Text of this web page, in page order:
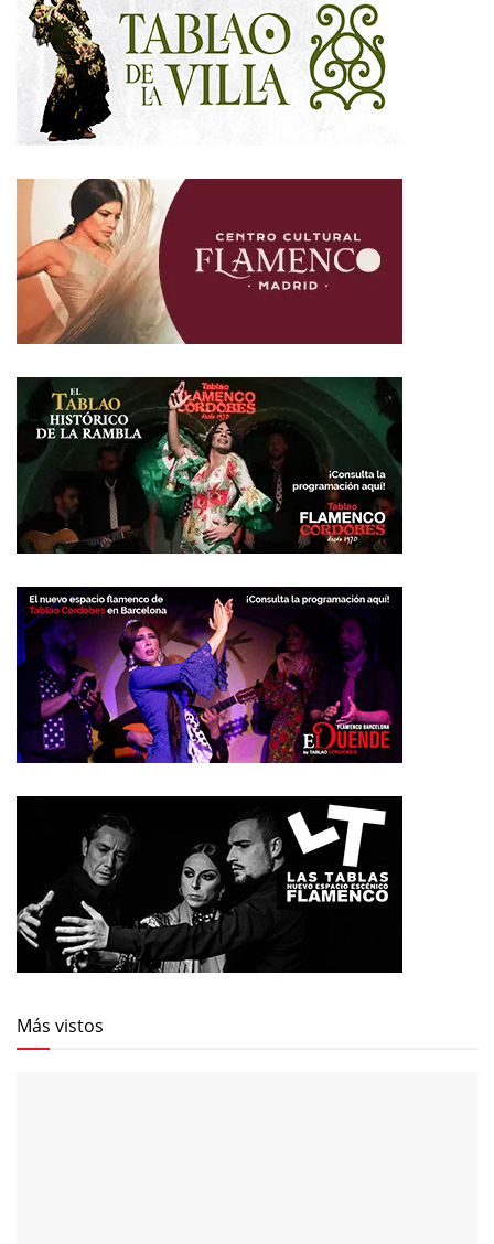
Más vistos